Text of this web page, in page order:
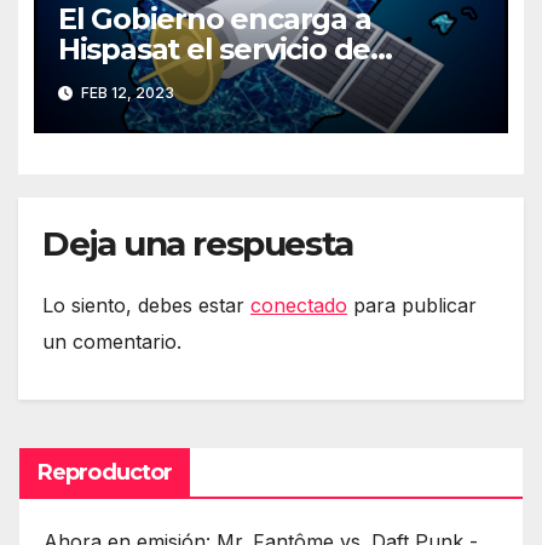
El Gobierno encarga a
Hispasat el servicio de
Internet rápido por satélite
FEB 12, 2023
Deja una respuesta
Lo siento, debes estar conectado para publicar
un comentario.
Reproductor